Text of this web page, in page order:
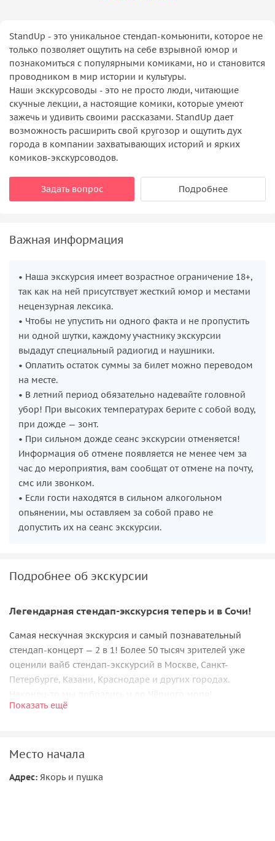
StandUp - это уникальное стендап-комьюнити, которое не
только позволяет ощутить на себе взрывной юмор и
познакомиться с популярными комиками, но и становится
проводником в мир истории и культуры.
Наши экскурсоводы - это не просто люди, читающие
скучные лекции, а настоящие комики, которые умеют
зажечь и удивить своими рассказами. StandUp дает
возможность расширить свой кругозор и ощутить дух
города в компании захватывающих историй и ярких
комиков-экскурсоводов.
Задать вопрос Подробнее
Важная информация
• Наша экскурсия имеет возрастное ограничение 18+,
так как на ней присутствует жесткий юмор и местами
нецензурная лексика.
• Чтобы не упустить ни одного факта и не пропустить
ни одной шутки, каждому участнику экскурсии
выдадут специальный радиогид и наушники.
• Оплатить остаток суммы за билет можно переводом
на месте.
• В летний период обязательно надевайте головной
убор! При высоких температурах берите с собой воду,
при дожде — зонт.
• При сильном дожде сеанс экскурсии отменяется!
Информация об отмене появляется не менее чем за
час до мероприятия, вам сообщат от отмене на почту,
смс или звонком.
• Если гости находятся в сильном алкогольном
опьянении, мы оставляем за собой право не
допустить их на сеанс экскурсии.
Подробнее об экскурсии
Легендарная стендап-экскурсия теперь и в Сочи!
Самая нескучная экскурсия и самый познавательный
стендап-концерт — 2 в 1! Более 50 тысяч зрителей уже
оценили вайб стендап-экскурсий в Москве, Санкт-
Петербурге, Казани, Краснодаре и других городах.
местные! Вы узнаете:
Показать ещё
Место начала
Адрес: Якорь и пушка